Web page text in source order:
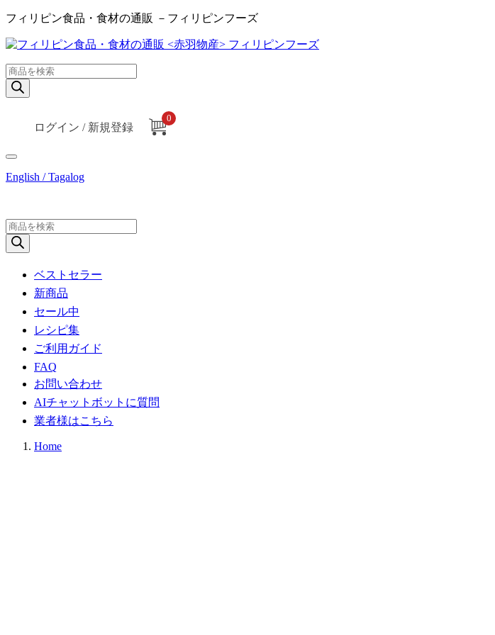
フィリピン食品・食材の通販 －フィリピンフーズ
商
品
検
ログイン / 新規登録
0
English / Tagalog
商
品
検
ベストセラー
新商品
セール中
レシピ集
ご利用ガイド
FAQ
お問い合わせ
AIチャットボットに質問
業者様はこちら
Home